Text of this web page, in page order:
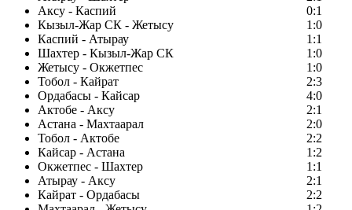
Аксу - Каспий
0:1
Кызыл-Жар СК - Жетысу
1:0
Каспий - Атырау
1:1
Шахтер - Кызыл-Жар СК
1:0
Жетысу - Окжетпес
1:0
Тобол - Кайрат
2:3
Ордабасы - Кайсар
4:0
Актобе - Аксу
2:1
Астана - Махтаарал
2:0
Тобол - Актобе
2:2
Кайсар - Астана
1:2
Окжетпес - Шахтер
1:1
Атырау - Аксу
2:1
Кайрат - Ордабасы
2:2